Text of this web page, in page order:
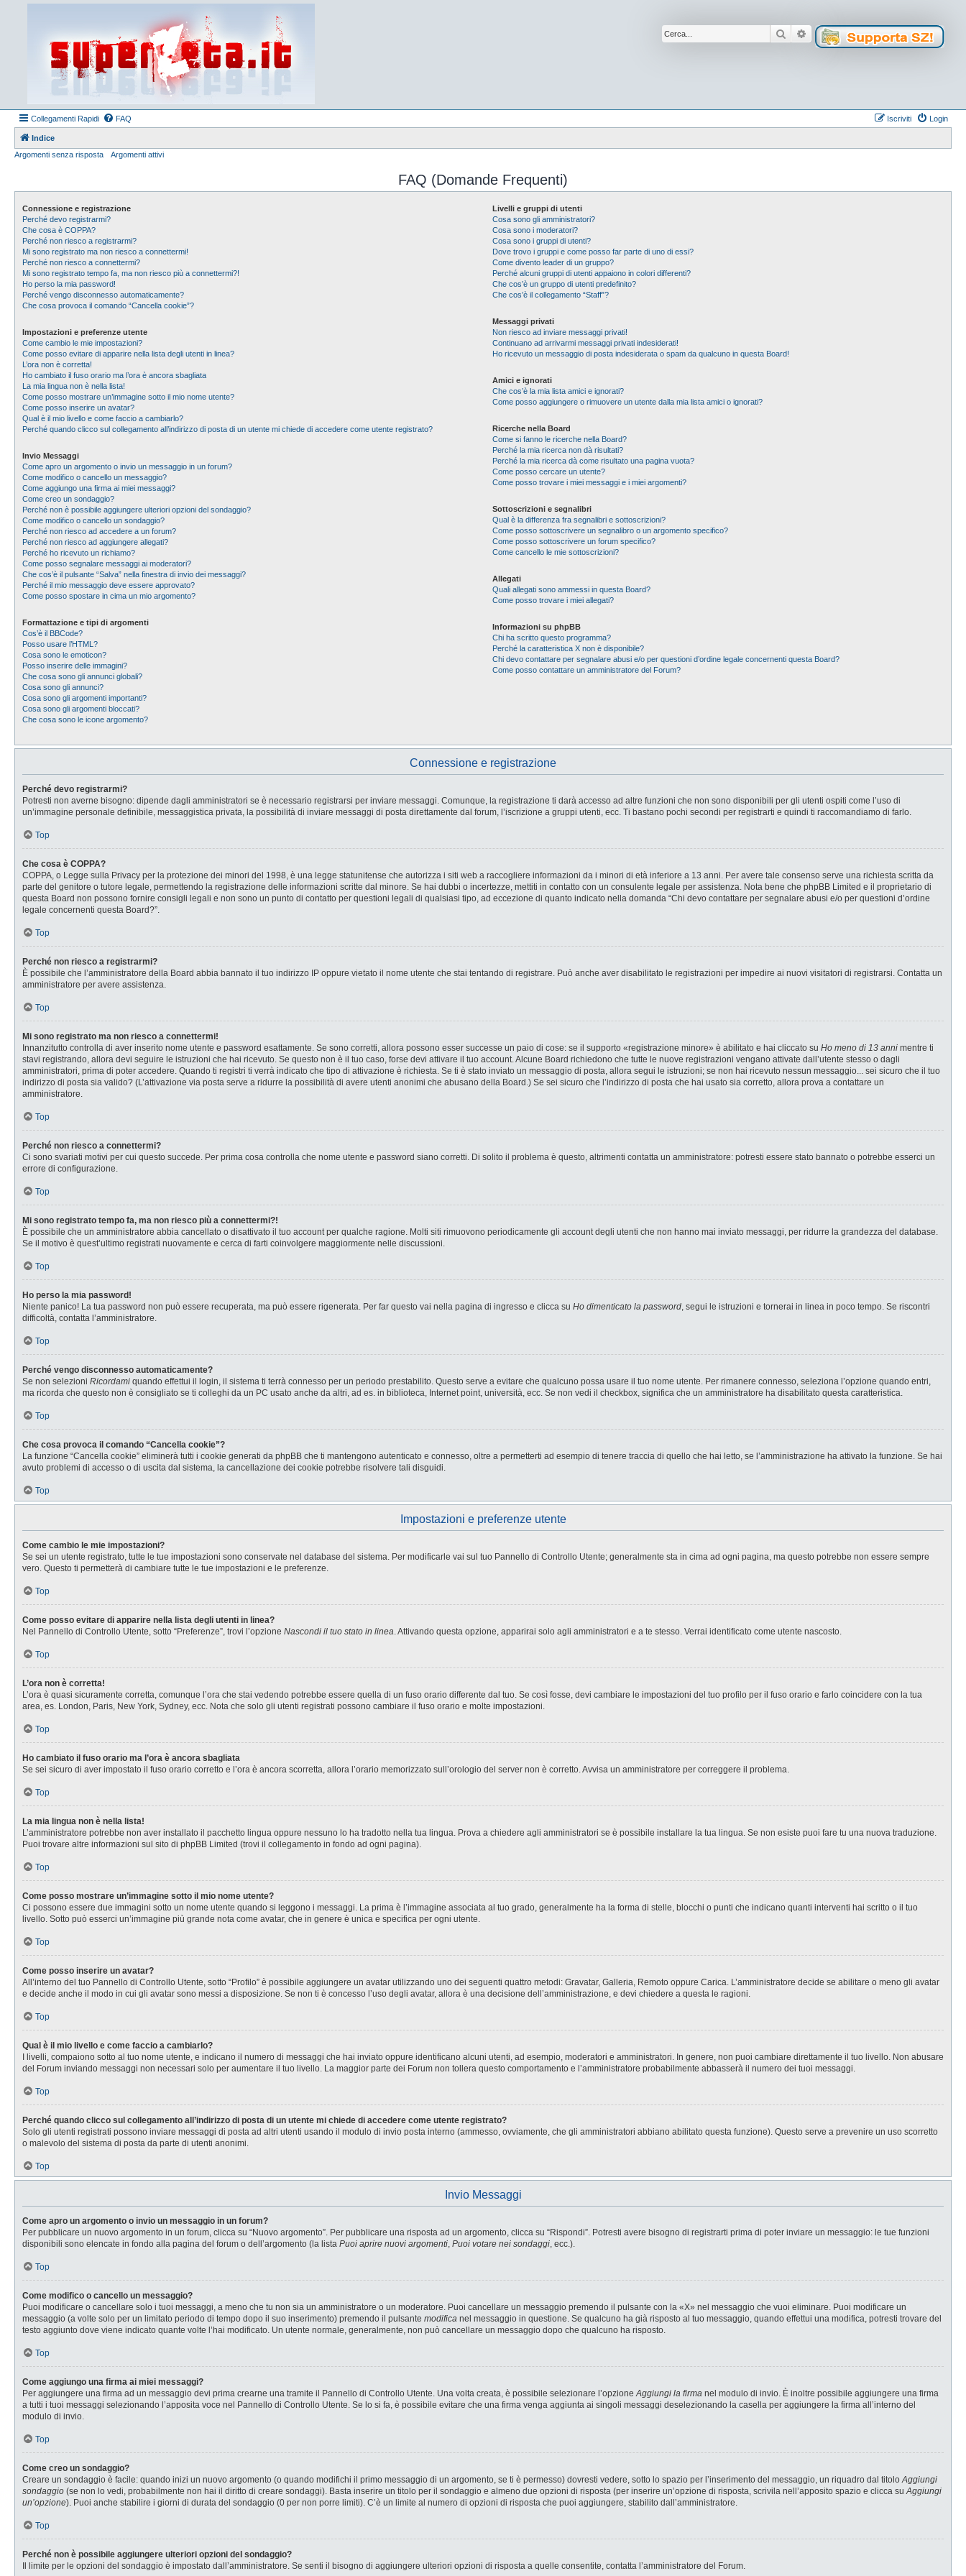
Cerca Ricerca avanzata
Collegamenti Rapidi FAQ Login
Iscriviti
Indice
Argomenti senza risposta
Argomenti attivi
FAQ (Domande Frequenti)
Connessione e registrazione
Perché devo registrarmi?
Che cosa è COPPA?
Perché non riesco a registrarmi?
Mi sono registrato ma non riesco a connettermi!
Perché non riesco a connettermi?
Mi sono registrato tempo fa, ma non riesco più a connettermi?!
Ho perso la mia password!
Perché vengo disconnesso automaticamente?
Che cosa provoca il comando “Cancella cookie”?
Impostazioni e preferenze utente
Come cambio le mie impostazioni?
Come posso evitare di apparire nella lista degli utenti in linea?
L’ora non è corretta!
Ho cambiato il fuso orario ma l’ora è ancora sbagliata
La mia lingua non è nella lista!
Come posso mostrare un’immagine sotto il mio nome utente?
Come posso inserire un avatar?
Qual è il mio livello e come faccio a cambiarlo?
Perché quando clicco sul collegamento all’indirizzo di posta di un utente mi chiede di accedere come utente registrato?
Invio Messaggi
Come apro un argomento o invio un messaggio in un forum?
Come modifico o cancello un messaggio?
Come aggiungo una firma ai miei messaggi?
Come creo un sondaggio?
Perché non è possibile aggiungere ulteriori opzioni del sondaggio?
Come modifico o cancello un sondaggio?
Perché non riesco ad accedere a un forum?
Perché non riesco ad aggiungere allegati?
Perché ho ricevuto un richiamo?
Come posso segnalare messaggi ai moderatori?
Che cos’è il pulsante “Salva” nella finestra di invio dei messaggi?
Perché il mio messaggio deve essere approvato?
Come posso spostare in cima un mio argomento?
Formattazione e tipi di argomenti
Cos’è il BBCode?
Posso usare l’HTML?
Cosa sono le emoticon?
Posso inserire delle immagini?
Che cosa sono gli annunci globali?
Cosa sono gli annunci?
Cosa sono gli argomenti importanti?
Cosa sono gli argomenti bloccati?
Che cosa sono le icone argomento?
Livelli e gruppi di utenti
Cosa sono gli amministratori?
Cosa sono i moderatori?
Cosa sono i gruppi di utenti?
Dove trovo i gruppi e come posso far parte di uno di essi?
Come divento leader di un gruppo?
Perché alcuni gruppi di utenti appaiono in colori differenti?
Che cos’è un gruppo di utenti predefinito?
Che cos’è il collegamento “Staff”?
Messaggi privati
Non riesco ad inviare messaggi privati!
Continuano ad arrivarmi messaggi privati indesiderati!
Ho ricevuto un messaggio di posta indesiderata o spam da qualcuno in questa Board!
Amici e ignorati
Che cos’è la mia lista amici e ignorati?
Come posso aggiungere o rimuovere un utente dalla mia lista amici o ignorati?
Ricerche nella Board
Come si fanno le ricerche nella Board?
Perché la mia ricerca non dà risultati?
Perché la mia ricerca dà come risultato una pagina vuota?
Come posso cercare un utente?
Come posso trovare i miei messaggi e i miei argomenti?
Sottoscrizioni e segnalibri
Qual è la differenza fra segnalibri e sottoscrizioni?
Come posso sottoscrivere un segnalibro o un argomento specifico?
Come posso sottoscrivere un forum specifico?
Come cancello le mie sottoscrizioni?
Allegati
Quali allegati sono ammessi in questa Board?
Come posso trovare i miei allegati?
Informazioni su phpBB
Chi ha scritto questo programma?
Perché la caratteristica X non è disponibile?
Chi devo contattare per segnalare abusi e/o per questioni d’ordine legale concernenti questa Board?
Come posso contattare un amministratore del Forum?
Connessione e registrazione
Perché devo registrarmi?
Potresti non averne bisogno: dipende dagli amministratori se è necessario registrarsi per inviare messaggi. Comunque, la registrazione ti darà accesso ad altre funzioni che non sono disponibili per gli utenti ospiti come l’uso di
un’immagine personale definibile, messaggistica privata, la possibilità di inviare messaggi di posta direttamente dal forum, l’iscrizione a gruppi utenti, ecc. Ti bastano pochi secondi per registrarti e quindi ti raccomandiamo di farlo.
Top
Che cosa è COPPA?
COPPA, o Legge sulla Privacy per la protezione dei minori del 1998, è una legge statunitense che autorizza i siti web a raccogliere informazioni da i minori di età inferiore a 13 anni. Per avere tale consenso serve una richiesta scritta da
parte del genitore o tutore legale, permettendo la registrazione delle informazioni scritte dal minore. Se hai dubbi o incertezze, mettiti in contatto con un consulente legale per assistenza. Nota bene che phpBB Limited e il proprietario di
questa Board non possono fornire consigli legali e non sono un punto di contatto per questioni legali di qualsiasi tipo, ad eccezione di quanto indicato nella domanda “Chi devo contattare per segnalare abusi e/o per questioni d’ordine
legale concernenti questa Board?”.
Top
Perché non riesco a registrarmi?
È possibile che l’amministratore della Board abbia bannato il tuo indirizzo IP oppure vietato il nome utente che stai tentando di registrare. Può anche aver disabilitato le registrazioni per impedire ai nuovi visitatori di registrarsi. Contatta un
amministratore per avere assistenza.
Top
Mi sono registrato ma non riesco a connettermi!
Innanzitutto controlla di aver inserito nome utente e password esattamente. Se sono corretti, allora possono esser successe un paio di cose: se il supporto «registrazione minore» è abilitato e hai cliccato su Ho meno di 13 anni mentre ti
stavi registrando, allora devi seguire le istruzioni che hai ricevuto. Se questo non è il tuo caso, forse devi attivare il tuo account. Alcune Board richiedono che tutte le nuove registrazioni vengano attivate dall’utente stesso o dagli
amministratori, prima di poter accedere. Quando ti registri ti verrà indicato che tipo di attivazione è richiesta. Se ti è stato inviato un messaggio di posta, allora segui le istruzioni; se non hai ricevuto nessun messaggio... sei sicuro che il tuo
indirizzo di posta sia valido? (L’attivazione via posta serve a ridurre la possibilità di avere utenti anonimi che abusano della Board.) Se sei sicuro che l’indirizzo di posta che hai usato sia corretto, allora prova a contattare un
amministratore.
Top
Perché non riesco a connettermi?
Ci sono svariati motivi per cui questo succede. Per prima cosa controlla che nome utente e password siano corretti. Di solito il problema è questo, altrimenti contatta un amministratore: potresti essere stato bannato o potrebbe esserci un
errore di configurazione.
Top
Mi sono registrato tempo fa, ma non riesco più a connettermi?!
È possibile che un amministratore abbia cancellato o disattivato il tuo account per qualche ragione. Molti siti rimuovono periodicamente gli account degli utenti che non hanno mai inviato messaggi, per ridurre la grandezza del database.
Se il motivo è quest’ultimo registrati nuovamente e cerca di farti coinvolgere maggiormente nelle discussioni.
Top
Ho perso la mia password!
Niente panico! La tua password non può essere recuperata, ma può essere rigenerata. Per far questo vai nella pagina di ingresso e clicca su Ho dimenticato la password, segui le istruzioni e tornerai in linea in poco tempo. Se riscontri
difficoltà, contatta l’amministratore.
Top
Perché vengo disconnesso automaticamente?
Se non selezioni Ricordami quando effettui il login, il sistema ti terrà connesso per un periodo prestabilito. Questo serve a evitare che qualcuno possa usare il tuo nome utente. Per rimanere connesso, seleziona l’opzione quando entri,
ma ricorda che questo non è consigliato se ti colleghi da un PC usato anche da altri, ad es. in biblioteca, Internet point, università, ecc. Se non vedi il checkbox, significa che un amministratore ha disabilitato questa caratteristica.
Top
Che cosa provoca il comando “Cancella cookie”?
La funzione “Cancella cookie” eliminerà tutti i cookie generati da phpBB che ti mantengono autenticato e connesso, oltre a permetterti ad esempio di tenere traccia di quello che hai letto, se l’amministrazione ha attivato la funzione. Se hai
avuto problemi di accesso o di uscita dal sistema, la cancellazione dei cookie potrebbe risolvere tali disguidi.
Top
Impostazioni e preferenze utente
Come cambio le mie impostazioni?
Se sei un utente registrato, tutte le tue impostazioni sono conservate nel database del sistema. Per modificarle vai sul tuo Pannello di Controllo Utente; generalmente sta in cima ad ogni pagina, ma questo potrebbe non essere sempre
vero. Questo ti permetterà di cambiare tutte le tue impostazioni e le preferenze.
Top
Come posso evitare di apparire nella lista degli utenti in linea?
Nel Pannello di Controllo Utente, sotto “Preferenze”, trovi l’opzione Nascondi il tuo stato in linea. Attivando questa opzione, apparirai solo agli amministratori e a te stesso. Verrai identificato come utente nascosto.
Top
L’ora non è corretta!
L’ora è quasi sicuramente corretta, comunque l’ora che stai vedendo potrebbe essere quella di un fuso orario differente dal tuo. Se così fosse, devi cambiare le impostazioni del tuo profilo per il fuso orario e farlo coincidere con la tua
area, es. London, Paris, New York, Sydney, ecc. Nota che solo gli utenti registrati possono cambiare il fuso orario e molte impostazioni.
Top
Ho cambiato il fuso orario ma l’ora è ancora sbagliata
Se sei sicuro di aver impostato il fuso orario corretto e l’ora è ancora scorretta, allora l’orario memorizzato sull’orologio del server non è corretto. Avvisa un amministratore per correggere il problema.
Top
La mia lingua non è nella lista!
L’amministratore potrebbe non aver installato il pacchetto lingua oppure nessuno lo ha tradotto nella tua lingua. Prova a chiedere agli amministratori se è possibile installare la tua lingua. Se non esiste puoi fare tu una nuova traduzione.
Puoi trovare altre informazioni sul sito di phpBB Limited (trovi il collegamento in fondo ad ogni pagina).
Top
Come posso mostrare un’immagine sotto il mio nome utente?
Ci possono essere due immagini sotto un nome utente quando si leggono i messaggi. La prima è l’immagine associata al tuo grado, generalmente ha la forma di stelle, blocchi o punti che indicano quanti interventi hai scritto o il tuo
livello. Sotto può esserci un’immagine più grande nota come avatar, che in genere è unica e specifica per ogni utente.
Top
Come posso inserire un avatar?
All’interno del tuo Pannello di Controllo Utente, sotto “Profilo” è possibile aggiungere un avatar utilizzando uno dei seguenti quattro metodi: Gravatar, Galleria, Remoto oppure Carica. L’amministratore decide se abilitare o meno gli avatar
e decide anche il modo in cui gli avatar sono messi a disposizione. Se non ti è concesso l’uso degli avatar, allora è una decisione dell’amministrazione, e devi chiedere a questa le ragioni.
Top
Qual è il mio livello e come faccio a cambiarlo?
I livelli, compaiono sotto al tuo nome utente, e indicano il numero di messaggi che hai inviato oppure identificano alcuni utenti, ad esempio, moderatori e amministratori. In genere, non puoi cambiare direttamente il tuo livello. Non abusare
del Forum inviando messaggi non necessari solo per aumentare il tuo livello. La maggior parte dei Forum non tollera questo comportamento e l’amministratore probabilmente abbasserà il numero dei tuoi messaggi.
Top
Perché quando clicco sul collegamento all’indirizzo di posta di un utente mi chiede di accedere come utente registrato?
Solo gli utenti registrati possono inviare messaggi di posta ad altri utenti usando il modulo di invio posta interno (ammesso, ovviamente, che gli amministratori abbiano abilitato questa funzione). Questo serve a prevenire un uso scorretto
o malevolo del sistema di posta da parte di utenti anonimi.
Top
Invio Messaggi
Come apro un argomento o invio un messaggio in un forum?
Per pubblicare un nuovo argomento in un forum, clicca su “Nuovo argomento”. Per pubblicare una risposta ad un argomento, clicca su “Rispondi”. Potresti avere bisogno di registrarti prima di poter inviare un messaggio: le tue funzioni
disponibili sono elencate in fondo alla pagina del forum o dell’argomento (la lista Puoi aprire nuovi argomenti, Puoi votare nei sondaggi, ecc.).
Top
Come modifico o cancello un messaggio?
Puoi modificare o cancellare solo i tuoi messaggi, a meno che tu non sia un amministratore o un moderatore. Puoi cancellare un messaggio premendo il pulsante con la «X» nel messaggio che vuoi eliminare. Puoi modificare un
messaggio (a volte solo per un limitato periodo di tempo dopo il suo inserimento) premendo il pulsante modifica nel messaggio in questione. Se qualcuno ha già risposto al tuo messaggio, quando effettui una modifica, potresti trovare del
testo aggiunto dove viene indicato quante volte l’hai modificato. Un utente normale, generalmente, non può cancellare un messaggio dopo che qualcuno ha risposto.
Top
Come aggiungo una firma ai miei messaggi?
Per aggiungere una firma ad un messaggio devi prima crearne una tramite il Pannello di Controllo Utente. Una volta creata, è possibile selezionare l’opzioneAggiungi la firma nel modulo di invio. È inoltre possibile aggiungere una firma
a tutti i tuoi messaggi selezionando l’apposita voce nel Pannello di Controllo Utente. Se lo si fa, è possibile evitare che una firma venga aggiunta ai singoli messaggi deselezionando la casella per aggiungere la firma all’interno del
modulo di invio.
Top
Come creo un sondaggio?
Creare un sondaggio è facile: quando inizi un nuovo argomento (o quando modifichi il primo messaggio di un argomento, se ti è permesso) dovresti vedere, sotto lo spazio per l’inserimento del messaggio, un riquadro dal titoloAggiungi
sondaggio (se non lo vedi, probabilmente non hai il diritto di creare sondaggi). Basta inserire un titolo per il sondaggio e almeno due opzioni di risposta (per inserire un’opzione di risposta, scrivila nell’apposito spazio e clicca suAggiungi
un’opzione). Puoi anche stabilire i giorni di durata del sondaggio (0 per non porre limiti). C’è un limite al numero di opzioni di risposta che puoi aggiungere, stabilito dall’amministratore.
Top
Perché non è possibile aggiungere ulteriori opzioni del sondaggio?
Il limite per le opzioni del sondaggio è impostato dall’amministratore. Se senti il bisogno di aggiungere ulteriori opzioni di risposta a quelle consentite, contatta l’amministratore del Forum.